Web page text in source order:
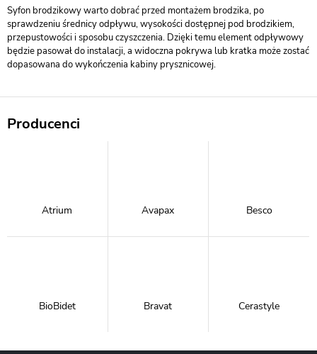
Syfon brodzikowy warto dobrać przed montażem brodzika, po
sprawdzeniu średnicy odpływu, wysokości dostępnej pod brodzikiem,
przepustowości i sposobu czyszczenia. Dzięki temu element odpływowy
będzie pasował do instalacji, a widoczna pokrywa lub kratka może zostać
dopasowana do wykończenia kabiny prysznicowej.
Producenci
Atrium Avapax Besco
BioBidet Bravat Cerastyle